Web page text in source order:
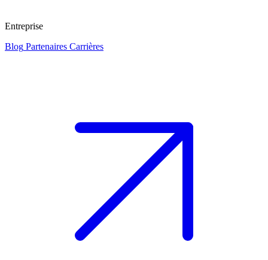
Entreprise
Blog Partenaires Carrières